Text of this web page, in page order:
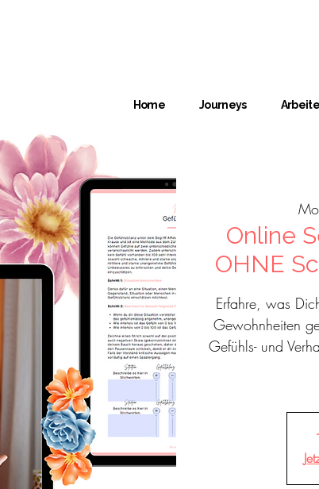
Home Journeys
Online
OHNE
Erfahre, was
Gewohnheiten
Gefühls- und